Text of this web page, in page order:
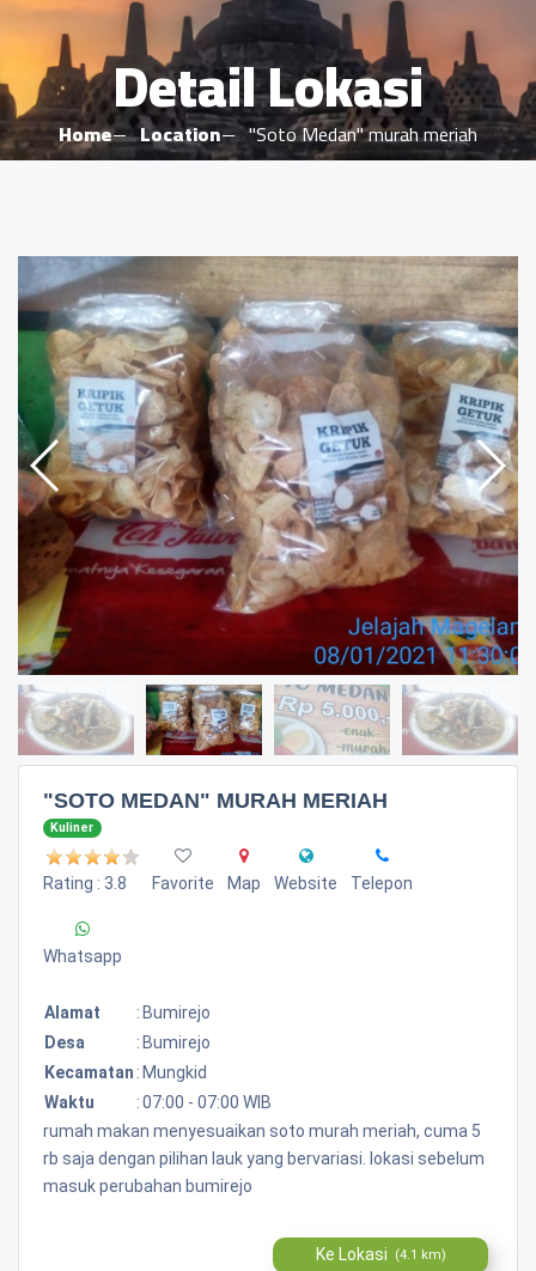
Detail Lokasi
Home Location "Soto Medan" murah meriah
"SOTO MEDAN" MURAH MERIAH
Kuliner
Rating : 3.8 Favorite Map Website Telepon
Whatsapp
Alamat : Bumirejo
Desa
: Bumirejo
Kecamatan : Mungkid
Waktu
:07:00 - 07:00 WIB
rumah makan menyesuaikan soto murah meriah, cuma 5
rb saja dengan pilihan lauk yang bervariasi. lokasi sebelum
masuk perubahan bumirejo
Ke Lokasi (4.1 km)